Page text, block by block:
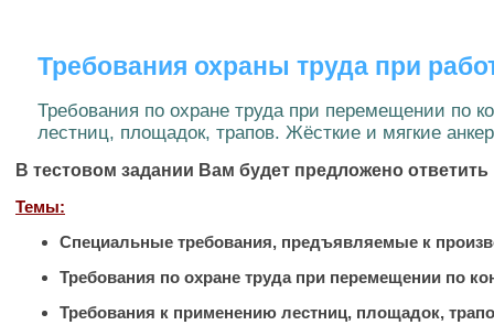
Требования охраны труда при
Требования по охране труда при перемещении по
лестниц, площадок, трапов. Жёсткие и мягкие
В тестовом задании Вам будет предложено
Темы:
Специальные требования, предъявляемые к
Требования по охране труда при перемещении по
Требования к применению лестниц, площадок,